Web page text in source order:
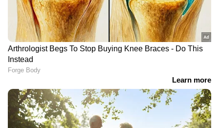
അനുഭവവുമായി രഞ്ജിനി
ഹരിദാസ്
രവിയുമായി വിവാഹം ?
അച്ഛന്റെ
തുറന്നുപറച്ചിലിനെ കുറിച്ച്
അഹാന കൃഷ്ണ
'4-ാം വയസിൽ ലൈം​
ഗികാതിക്രമം, 18ൽ
വിവാഹം, ഭർത്താവിന്
പരസ്ത്രീ ബന്ധം, ​ഗർഭം
അലസി'; കുടുംബം